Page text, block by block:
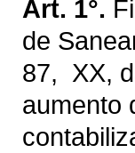
Art. 1°.
de
87, XX,
aumento